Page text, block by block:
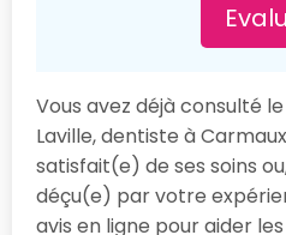
Vous avez déjà consulté
Laville, dentiste à
satisfait(e) de ses soins
déçu(e) par votre
avis en ligne pour aider